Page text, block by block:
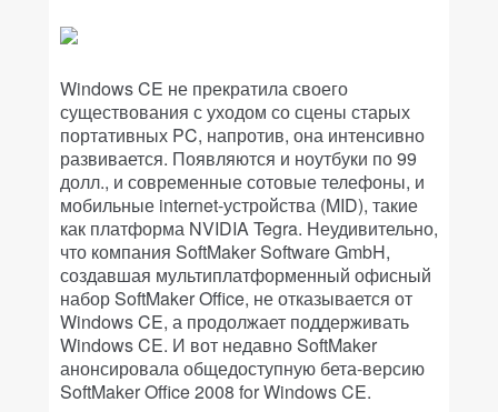
WindowsCE не прекратила своего
существования с уходом со сцены старых
портативных PC, напротив, она интенсивно
развивается. Появляются и ноутбуки по 99
долл., и современные сотовые телефоны, и
мобильные internet-устройства (MID), такие
как платформа NVIDIATegra. Неудивительно,
что компания SoftMakerSoftwareGmbH,
создавшая мультиплатформенный офисный
наборSoftMakerOffice, не отказывается от
WindowsCE, а продолжает поддерживать
WindowsCE. И вот недавноSoftMaker
анонсировала общедоступную бета-версию
SoftMakerOffice2008 forWindowsCE.